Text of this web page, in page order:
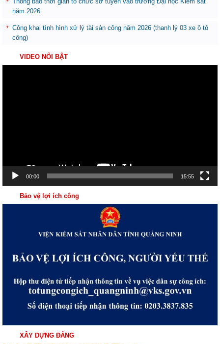
năm 2026
Công khai tình hình xử lý tài sản công năm 2026 (thanh lý 03 xe ô tô
công)
VIDEO NỔI BẬT
00:00 15:55
Bảo vệ lợi ích công
XÂY DỰNG ĐẢNG